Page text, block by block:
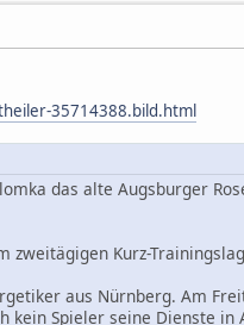
35714388.bild.html
das alte Augsburger
Kurz-
aus Nürnberg. Am
kein Spieler seine Dienste in